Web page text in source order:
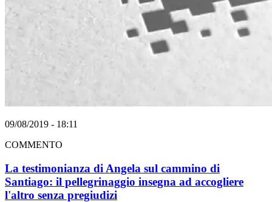
09/08/2019 - 18:11
COMMENTO
La testimonianza di Angela sul cammino di
Santiago: il pellegrinaggio insegna ad accogliere
l'altro senza pregiudizi